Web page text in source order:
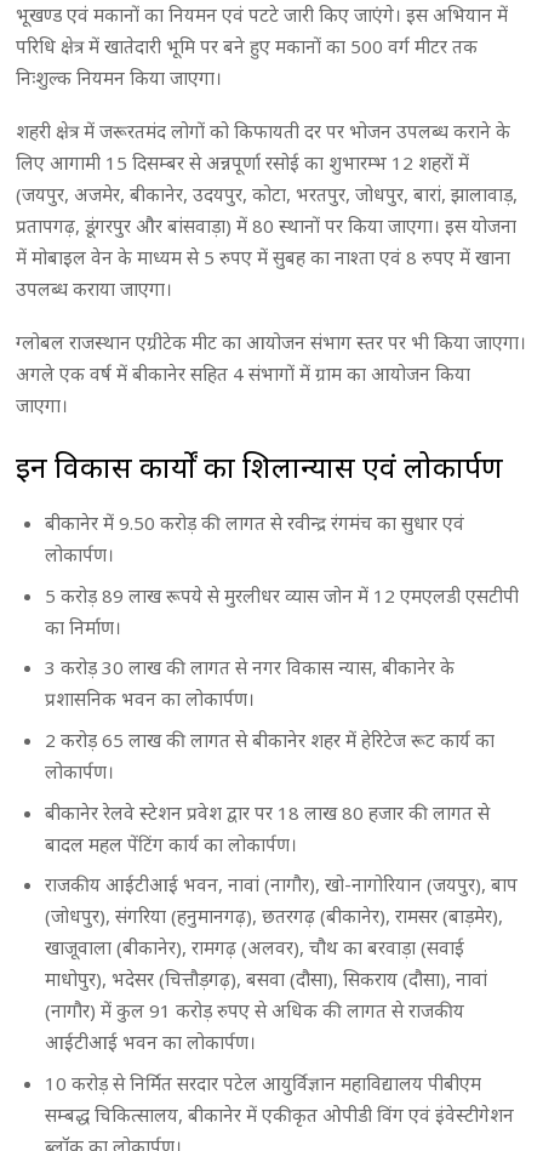
भूखण्ड एवं मकानों का नियमन एवं पटटे जारी किए जाएंगे। इस अभियान में
परिधि क्षेत्र में खातेदारी भूमि पर बने हुए मकानों का 500 वर्ग मीटर तक
निःशुल्क नियमन किया जाएगा।
शहरी क्षेत्र में जरूरतमंद लोगों को किफायती दर पर भोजन उपलब्ध कराने के
लिए आगामी 15 दिसम्बर से अन्नपूर्णा रसोई का शुभारम्भ 12 शहरों में
(जयपुर, अजमेर, बीकानेर, उदयपुर, कोटा, भरतपुर, जोधपुर, बारां, झालावाड़,
प्रतापगढ़, डूंगरपुर और बांसवाड़ा) में 80 स्थानों पर किया जाएगा। इस योजना
में मोबाइल वेन के माध्यम से 5 रुपए में सुबह का नाश्ता एवं 8 रुपए में खाना
उपलब्ध कराया जाएगा।
ग्लोबल राजस्थान एग्रीटेक मीट का आयोजन संभाग स्तर पर भी किया जाएगा।
अगले एक वर्ष में बीकानेर सहित 4 संभागों में ग्राम का आयोजन किया
जाएगा।
इन विकास कार्यों का शिलान्यास एवं लोकार्पण
बीकानेर में 9.50 करोड़ की लागत से रवीन्द्र रंगमंच का सुधार एवं
लोकार्पण।
5 करोड़ 89 लाख रूपये से मुरलीधर व्यास जोन में 12 एमएलडी एसटीपी
का निर्माण।
3 करोड़ 30 लाख की लागत से नगर विकास न्यास, बीकानेर के
प्रशासनिक भवन का लोकार्पण।
2 करोड़ 65 लाख की लागत से बीकानेर शहर में हेरिटेज रूट कार्य का
लोकार्पण।
बीकानेर रेलवे स्टेशन प्रवेश द्वार पर 18 लाख 80 हजार की लागत से
बादल महल पेंटिंग कार्य का लोकार्पण।
राजकीय आईटीआई भवन, नावां (नागौर), खो-नागोरियान (जयपुर), बाप
(जोधपुर), संगरिया (हनुमानगढ़), छतरगढ़ (बीकानेर), रामसर (बाड़मेर),
खाजूवाला (बीकानेर), रामगढ़ (अलवर), चौथ का बरवाड़ा (सवाई
माधोपुर), भदेसर (चित्तौड़गढ़), बसवा (दौसा), सिकराय (दौसा), नावां
(नागौर) में कुल 91 करोड़ रुपए से अधिक की लागत से राजकीय
आईटीआई भवन का लोकार्पण।
10 करोड़ से निर्मित सरदार पटेल आयुर्विज्ञान महाविद्यालय पीबीएम
सम्बद्ध चिकित्सालय, बीकानेर में एकीकृत ओपीडी विंग एवं इंवेस्टीगेशन
ब्लॉक का लोकार्पण।